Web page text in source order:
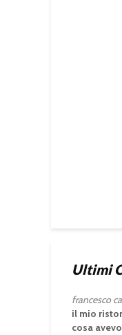
Ultimi
francesco
il mio
cosa